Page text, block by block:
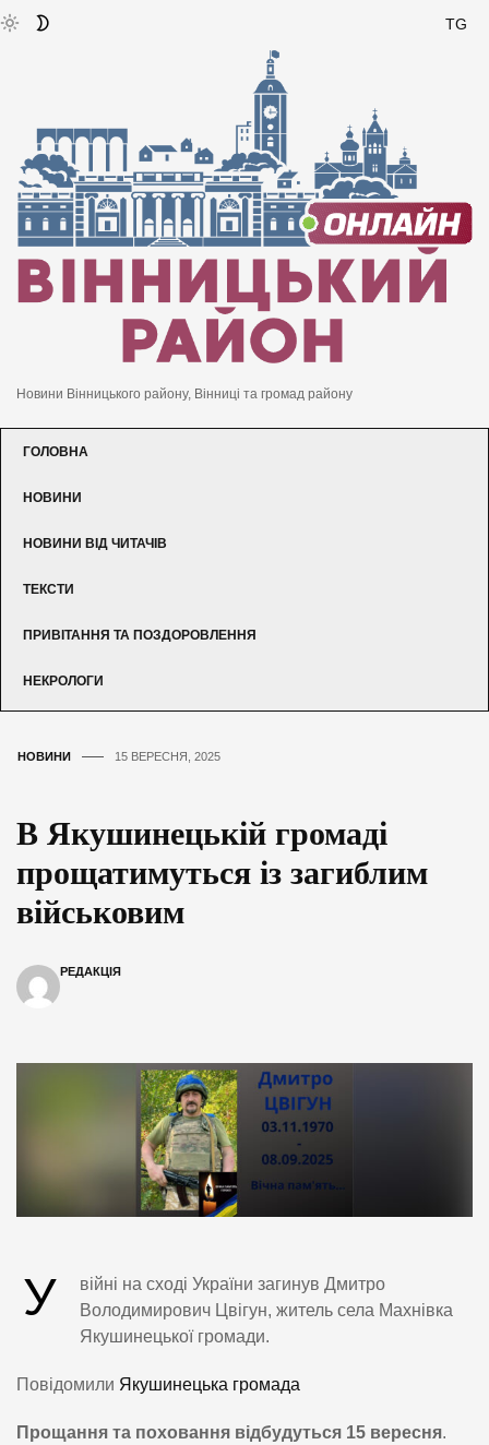
TG
Новини Вінницького району, Вінниці та громад району
ГОЛОВНА
НОВИНИ
НОВИНИ ВІД ЧИТАЧІВ
ТЕКСТИ
ПРИВІТАННЯ ТА ПОЗДОРОВЛЕННЯ
НЕКРОЛОГИ
НОВИНИ 15 ВЕРЕСНЯ, 2025
В Якушинецькій громаді
прощатимуться із загиблим
військовим
РЕДАКЦІЯ
У
війні на сході України загинув Дмитро
Володимирович Цвігун, житель села Махнівка
Якушинецької громади.
Повідомили Якушинецька громада
Прощання та поховання відбудуться 15 вересня.